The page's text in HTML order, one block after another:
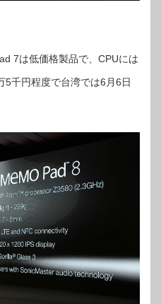
7は低価格製品で、CPUには
千円程度で台湾では6月6日